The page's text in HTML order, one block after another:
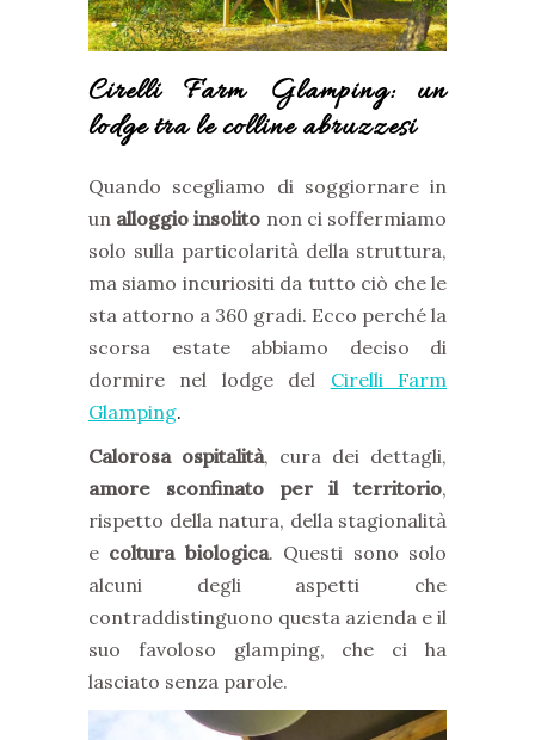
Cirelli Farm Glamping: un
lodge tra le colline abruzzesi
Quando scegliamo di soggiornare in
un alloggio insolito non ci soffermiamo
solo sulla particolarità della struttura,
ma siamo incuriositi da tutto ciò che le
sta attorno a 360 gradi. Ecco perché la
scorsa estate abbiamo deciso di
dormire nel lodge del Cirelli Farm
Glamping.
Calorosa ospitalità, cura dei dettagli,
amore sconfinato per il territorio,
rispetto della natura, della stagionalità
e coltura biologica. Questi sono solo
alcuni degli aspetti che
contraddistinguono questa azienda e il
suo favoloso glamping, che ci ha
lasciato senza parole.